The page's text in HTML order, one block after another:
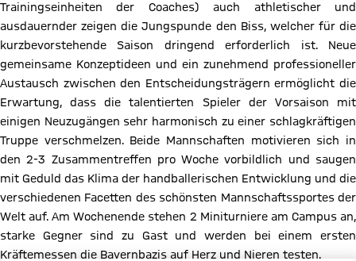
Trainingseinheiten der Coaches) auch athletischer und
ausdauernder zeigen die Jungspunde den Biss, welcher für die
kurzbevorstehende Saison dringend erforderlich ist. Neue
gemeinsame Konzeptideen und ein zunehmend professioneller
Austausch zwischen den Entscheidungsträgern ermöglicht die
Erwartung, dass die talentierten Spieler der Vorsaison mit
einigen Neuzugängen sehr harmonisch zu einer schlagkräftigen
Truppe verschmelzen. Beide Mannschaften motivieren sich in
den 2-3 Zusammentreffen pro Woche vorbildlich und saugen
mit Geduld das Klima der handballerischen Entwicklung und die
verschiedenen Facetten des schönsten Mannschaftssportes der
Welt auf. Am Wochenende stehen 2 Miniturniere am Campus an,
starke Gegner sind zu Gast und werden bei einem ersten
Kräftemessen die Bayernbazis auf Herz und Nieren testen.